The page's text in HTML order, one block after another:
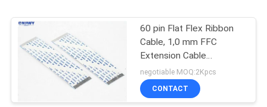
60 pin Flat Flex Ribbon
Cable, 1,0 mm FFC
Extension Cable
Stroomstroom 0,5 AMP
negotiable MOQ:2Kpcs
CONTACT